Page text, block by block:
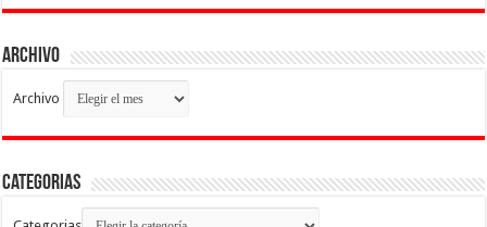
Archivo
Archivo
Categorias